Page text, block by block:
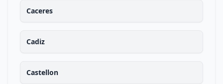
Caceres
Cadiz
Castellon